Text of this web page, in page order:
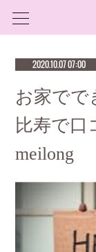
2020.10.07 07:00
お家でで
比寿で口
meilong